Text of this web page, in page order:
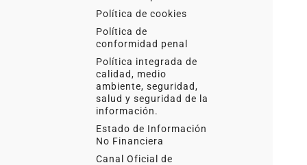
Política de cookies
Política de
conformidad penal
Política integrada de
calidad, medio
ambiente, seguridad,
salud y seguridad de la
información.
Estado de Información
No Financiera
Canal Oficial de